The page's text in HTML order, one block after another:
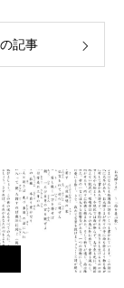
記事